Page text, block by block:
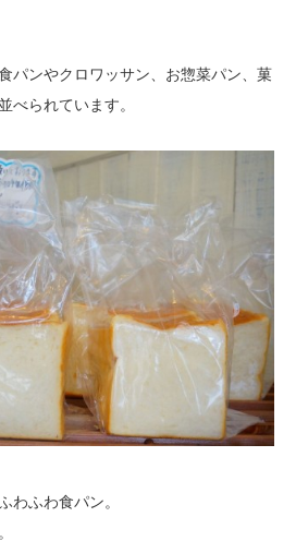
パンやクロワッサン、お惣菜パン、菓
べられています。
わふわ食パン。